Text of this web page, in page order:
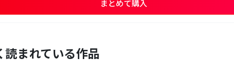
まとめて購入
読まれている作品